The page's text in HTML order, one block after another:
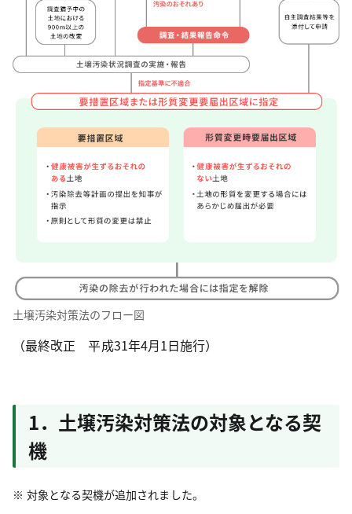
土壌汚染対策法のフロー図
（最終改正 平成31年4月1日施行）
1．土壌汚染対策法の対象となる契
機
対象となる契機が追加されました。